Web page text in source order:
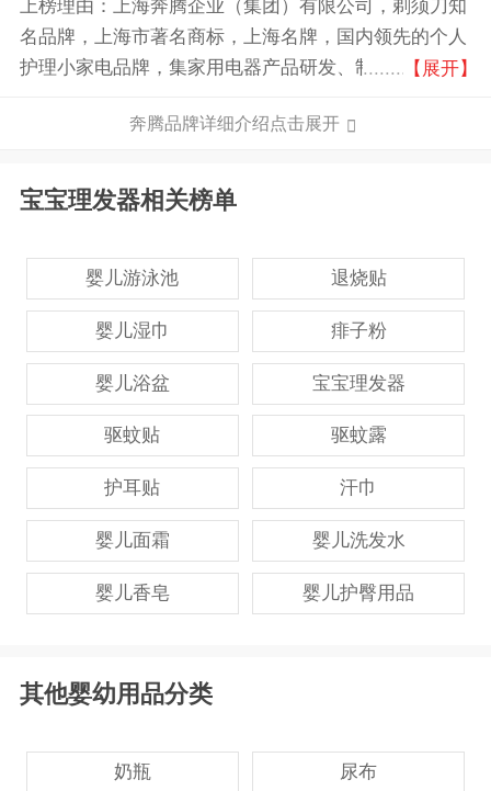
上榜理由：上海奔腾企业（集团）有限公司，剃须刀知
名品牌，上海市著名商标，上海名牌，国内领先的个人
护理小家电品牌，集家用电器产品研发、制造、销售为
【展开】
奔腾品牌详细介绍点击展开
宝宝理发器相关榜单
婴儿游泳池 退烧贴
婴儿湿巾 痱子粉
婴儿浴盆 宝宝理发器
驱蚊贴 驱蚊露
护耳贴 汗巾
婴儿面霜 婴儿洗发水
婴儿香皂 婴儿护臀用品
其他婴幼用品分类
奶瓶 尿布